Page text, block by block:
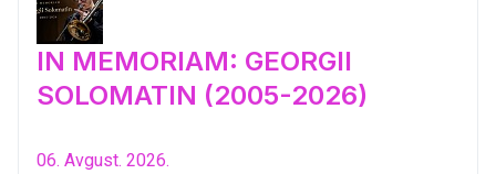
IN MEMORIAM: GEORGII
SOLOMATIN (2005-2026)
06. Avgust. 2026.